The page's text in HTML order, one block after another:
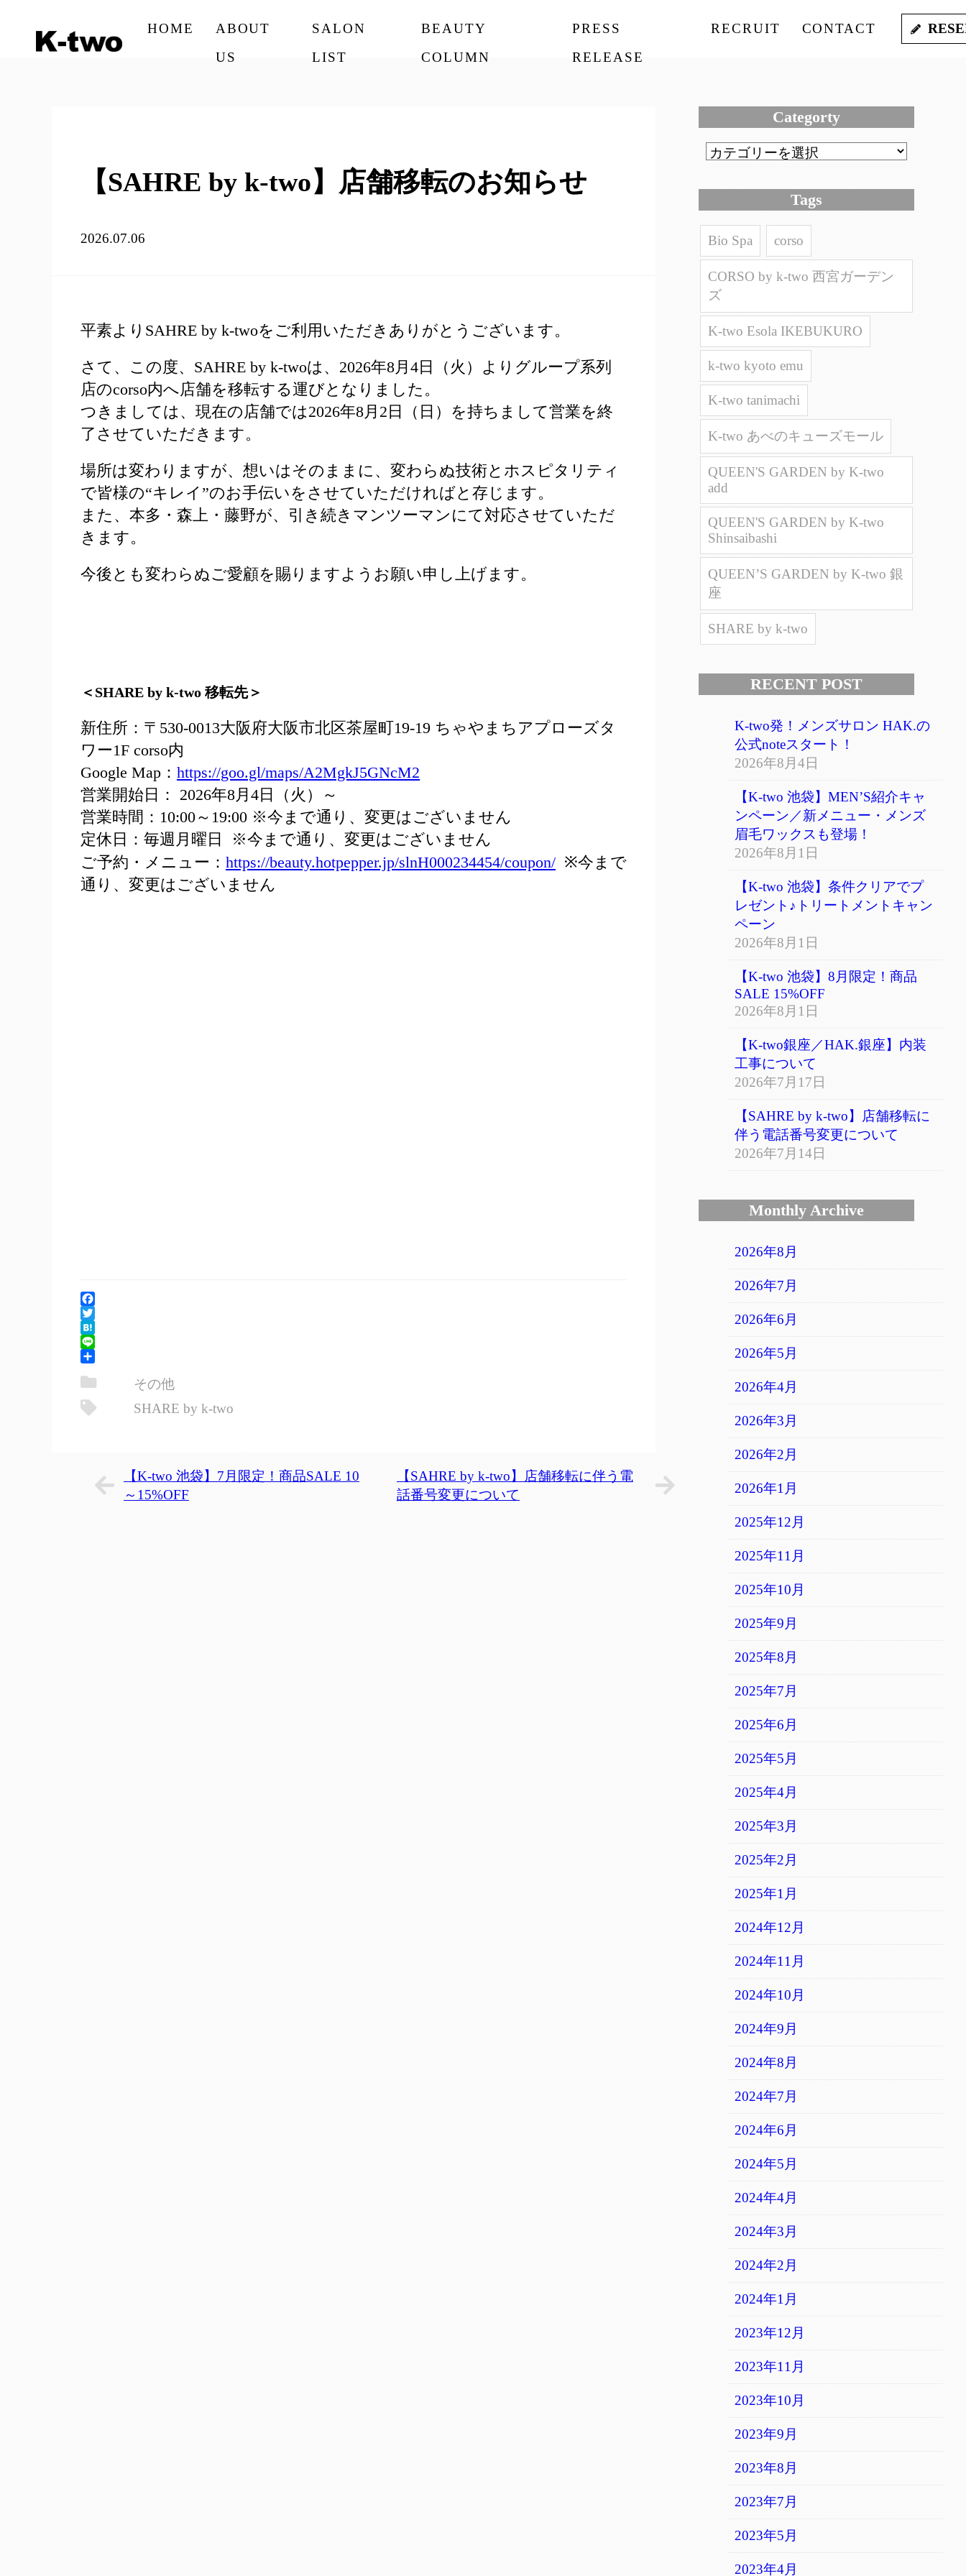
HOME
ABOUT
US
SALON
LIST
BEAUTY
COLUMN
PRESS
RELEASE
RECRUIT CONTACT
【SAHRE by k-two】店舗移転のお知らせ
2026.07.06
平素よりSAHRE by k-twoをご利用いただきありがとうございます。
さて、この度、SAHRE by k-twoは、2026年8月4日（火）よりグループ系列
店のcorso内へ店舗を移転する運びとなりました。
つきましては、現在の店舗では2026年8月2日（日）を持ちまして営業を終
了させていただきます。
場所は変わりますが、想いはそのままに、変わらぬ技術とホスピタリティ
で皆様の“キレイ”のお手伝いをさせていただければと存じます。
また、本多・森上・藤野が、引き続きマンツーマンにて対応させていただ
きます。
今後とも変わらぬご愛顧を賜りますようお願い申し上げます。
＜SHARE by k-two 移転先＞
新住所：〒530-0013大阪府大阪市北区茶屋町19-19 ちゃやまちアプローズタ
ワー1F corso内
Google Map： https://goo.gl/maps/A2MgkJ5GNcM2
営業開始日： 2026年8月4日（火）～
営業時間：10:00～19:00 ※今まで通り、変更はございません
定休日：毎週月曜日 ※今まで通り、変更はございません
ご予約・メニュー： https://beauty.hotpepper.jp/slnH000234454/coupon/ ※今まで
通り、変更はございません
Facebook
Twitter
Hatena
Line
有
その他
SHARE by k-two
【K-two 池袋】7月限定！商品SALE 10
～15%OFF
【SAHRE by k-two】店舗移転に伴う電
話番号変更について
Categorty
Tags
Bio Spa corso
CORSO by k-two 西宮ガーデン
ズ
K-two Esola IKEBUKURO
k-two kyoto emu
K-two tanimachi
K-two あべのキューズモール
QUEEN'S GARDEN by K-two
add
QUEEN'S GARDEN by K-two
Shinsaibashi
QUEEN’S GARDEN by K-two 銀
座
SHARE by k-two
RECENT POST
K-two発！メンズサロン HAK.の
公式noteスタート！
2026年8月4日
【K-two 池袋】MEN’S紹介キャ
ンペーン／新メニュー・メンズ
眉毛ワックスも登場！
2026年8月1日
【K-two 池袋】条件クリアでプ
レゼント♪トリートメントキャン
ペーン
2026年8月1日
【K-two 池袋】8月限定！商品
SALE 15%OFF
2026年8月1日
【K-two銀座／HAK.銀座】内装
工事について
2026年7月17日
【SAHRE by k-two】店舗移転に
伴う電話番号変更について
2026年7月14日
Monthly Archive
2026年8月
2026年7月
2026年6月
2026年5月
2026年4月
2026年3月
2026年2月
2026年1月
2025年12月
2025年11月
2025年10月
2025年9月
2025年8月
2025年7月
2025年6月
2025年5月
2025年4月
2025年3月
2025年2月
2025年1月
2024年12月
2024年11月
2024年10月
2024年9月
2024年8月
2024年7月
2024年6月
2024年5月
2024年4月
2024年3月
2024年2月
2024年1月
2023年12月
2023年11月
2023年10月
2023年9月
2023年8月
2023年7月
2023年5月
2023年4月